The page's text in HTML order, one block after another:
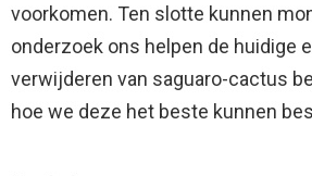
voorkomen. Ten slotte kunnen
onderzoek ons ​​helpen de huidige
verwijderen van saguaro-cactus
hoe we deze het beste kunnen